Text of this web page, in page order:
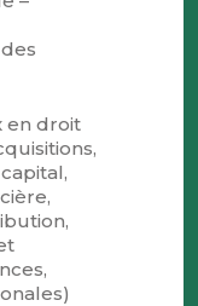
en droit